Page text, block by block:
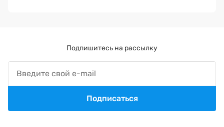
Подпишитесь на рассылку
Подписаться